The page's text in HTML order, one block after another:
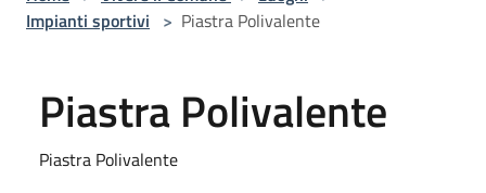
Impianti sportivi > Piastra Polivalente
Piastra Polivalente
Piastra Polivalente